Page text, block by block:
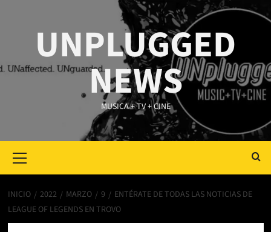
UNPLUGGED
NEWS
MUSICA + TV + CINE
Menu
INICIO 2022 MARZO 9
ENTÉRATE DE TODAS LAS NOTICIAS DE
LEAGUE OF LEGENDS EN TROVO